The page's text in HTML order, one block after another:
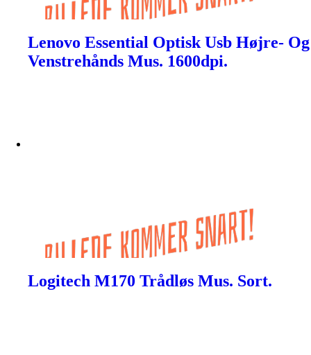
Lenovo Essential Optisk Usb Højre- Og
Venstrehånds Mus. 1600dpi.
Logitech M170 Trådløs Mus. Sort.